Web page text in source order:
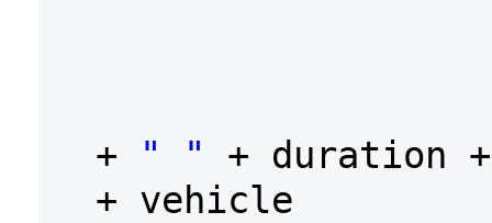
+ " "
+ duration
+ vehicle